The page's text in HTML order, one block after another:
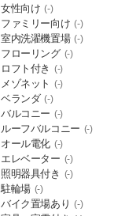
女性向け (-)
ファミリー向け (-)
室内洗濯機置場 (-)
フローリング (-)
ロフト付き (-)
メゾネット (-)
ベランダ (-)
バルコニー (-)
ルーフバルコニー (-)
オール電化 (-)
エレベーター (-)
照明器具付き (-)
駐輪場 (-)
バイク置場あり (-)